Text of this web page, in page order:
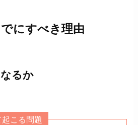
にすべき理由
るか
こる問題